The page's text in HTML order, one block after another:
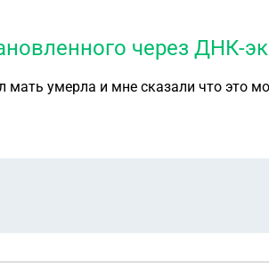
через ДНК-
мать умерла и мне сказали что это